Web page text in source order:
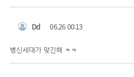
Dd 06.26 00:13
병신세대가 맞긴해 ㅋㅋ